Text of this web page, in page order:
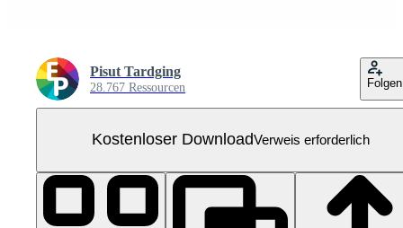
Pisut Tardging
28.767 Ressourcen Folgen
Kostenloser DownloadVerweis erforderlich